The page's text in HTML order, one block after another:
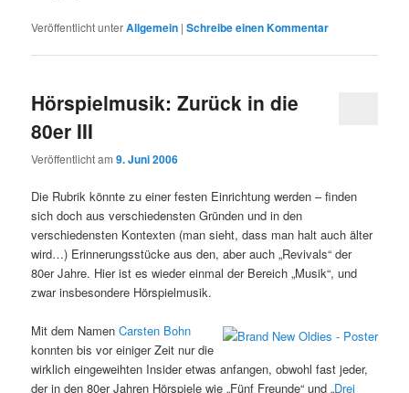
Veröffentlicht unterAllgemein |Schreibe einen Kommentar
Hörspielmusik: Zurück in die
80er III
Veröffentlicht am9. Juni 2006
Die Rubrik könnte zu einer festen Einrichtung werden – finden
sich doch aus verschiedensten Gründen und in den
verschiedensten Kontexten (man sieht, dass man halt auch älter
wird…) Erinnerungsstücke aus den, aber auch „Revivals“ der
80er Jahre. Hier ist es wieder einmal der Bereich „Musik“, und
zwar insbesondere Hörspielmusik.
Mit dem NamenCarsten Bohn
konnten bis vor einiger Zeit nur die
wirklich eingeweihten Insider etwas anfangen, obwohl fast jeder,
der in den 80er Jahren Hörspiele wie „Fünf Freunde“ und „Drei